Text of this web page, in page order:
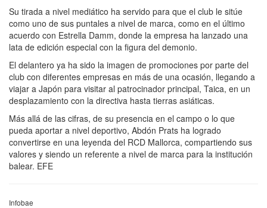
Su tirada a nivel mediático ha servido para que el club le sitúe
como uno de sus puntales a nivel de marca, como en el último
acuerdo con Estrella Damm, donde la empresa ha lanzado una
lata de edición especial con la figura del demonio.
El delantero ya ha sido la imagen de promociones por parte del
club con diferentes empresas en más de una ocasión, llegando a
viajar a Japón para visitar al patrocinador principal, Taica, en un
desplazamiento con la directiva hasta tierras asiáticas.
Más allá de las cifras, de su presencia en el campo o lo que
pueda aportar a nivel deportivo, Abdón Prats ha logrado
convertirse en una leyenda del RCD Mallorca, compartiendo sus
valores y siendo un referente a nivel de marca para la institución
balear. EFE
Infobae